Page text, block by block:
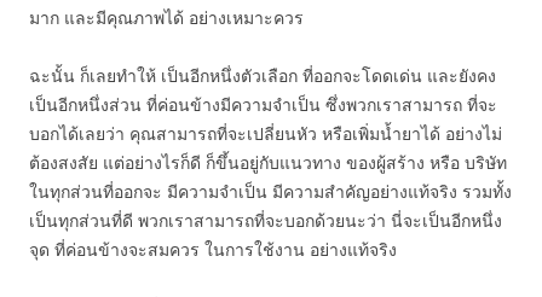
มาก และมีคุณภาพได้ อย่างเหมาะควร
ฉะนั้น ก็เลยทำให้ เป็นอีกหนึ่งตัวเลือก ที่ออกจะโดดเด่น และยังคง
เป็นอีกหนึ่งส่วน ที่ค่อนข้างมีความจำเป็น ซึ่งพวกเราสามารถ ที่จะ
บอกได้เลยว่า คุณสามารถที่จะเปลี่ยนหัว หรือเพิ่มน้ำยาได้ อย่างไม่
ต้องสงสัย แต่อย่างไรก็ดี ก็ขึ้นอยู่กับแนวทาง ของผู้สร้าง หรือ บริษัท
ในทุกส่วนที่ออกจะ มีความจำเป็น มีความสำคัญอย่างแท้จริง รวมทั้ง
เป็นทุกส่วนที่ดี พวกเราสามารถที่จะบอกด้วยนะว่า นี่จะเป็นอีกหนึ่ง
จุด ที่ค่อนข้างจะสมควร ในการใช้งาน อย่างแท้จริง